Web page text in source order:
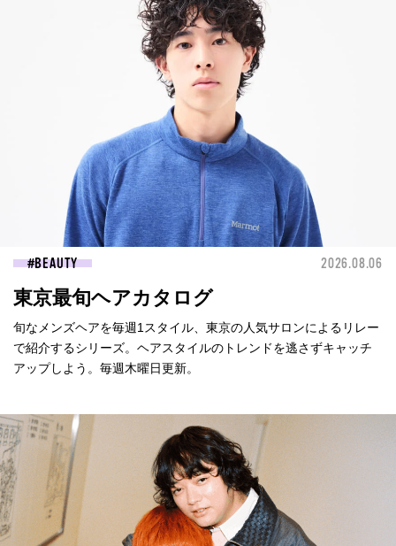
BEAUTY 2026.08.06
東京最旬ヘアカタログ
旬なメンズヘアを毎週1スタイル、東京の人気サロンによるリレー
で紹介するシリーズ。ヘアスタイルのトレンドを逃さずキャッチ
アップしよう。毎週木曜日更新。